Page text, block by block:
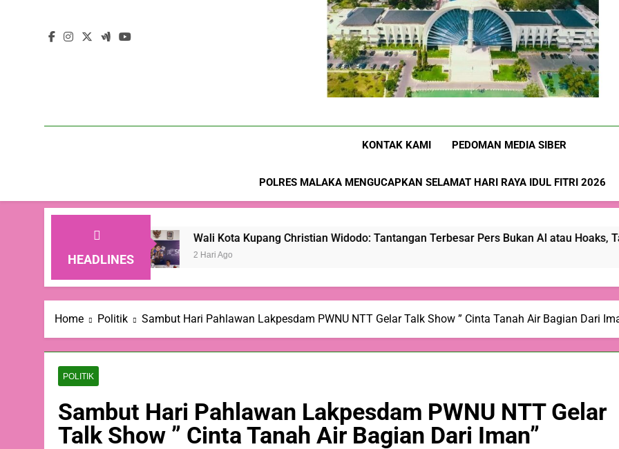
Nusa-
KONTAK KAMI PEDOMAN MEDIA SIBER
POLRES MALAKA MENGUCAPKAN SELAMAT HARI RAYA IDUL FITRI 2026
HEADLINES
Wali Kota Kupang Christian Widodo: Tantangan Terbesar Pers Bukan Al atau Hoaks, Tapi
2 Hari Ago
Home Politik Sambut Hari Pahlawan Lakpesdam PWNU NTT Gelar Talk Show ” Cinta Tanah Air Bagian Dari
POLITIK
Sambut Hari Pahlawan Lakpesdam PWNU NTT Gelar
Talk Show ” Cinta Tanah Air Bagian Dari Iman”